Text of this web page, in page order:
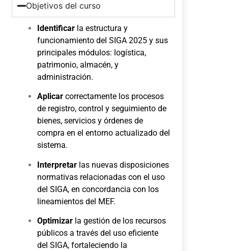
Objetivos del curso
Identificar la estructura y
funcionamiento del SIGA 2025 y sus
principales módulos: logística,
patrimonio, almacén, y
administración.
Aplicar correctamente los procesos
de registro, control y seguimiento de
bienes, servicios y órdenes de
compra en el entorno actualizado del
sistema.
Interpretar las nuevas disposiciones
normativas relacionadas con el uso
del SIGA, en concordancia con los
lineamientos del MEF.
Optimizar la gestión de los recursos
públicos a través del uso eficiente
del SIGA, fortaleciendo la